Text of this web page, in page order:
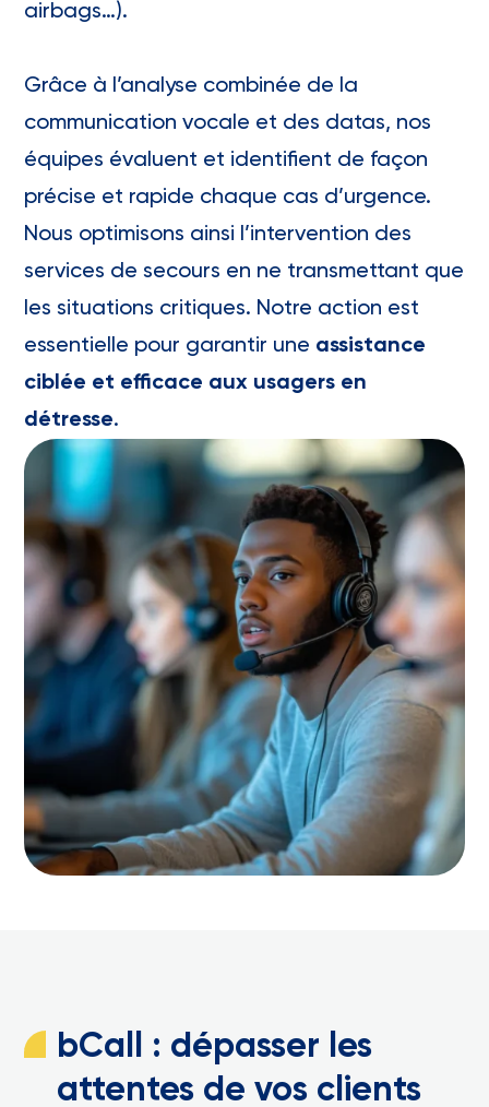
airbags…).
Grâce à l’analyse combinée de la
communication vocale et des datas, nos
équipes évaluent et identifient de façon
précise et rapide chaque cas d’urgence.
Nous optimisons ainsi l’intervention des
services de secours en ne transmettant que
les situations critiques. Notre action est
essentielle pour garantir une assistance
ciblée et efficace aux usagers en
détresse.
bCall : dépasser les
attentes de vos clients